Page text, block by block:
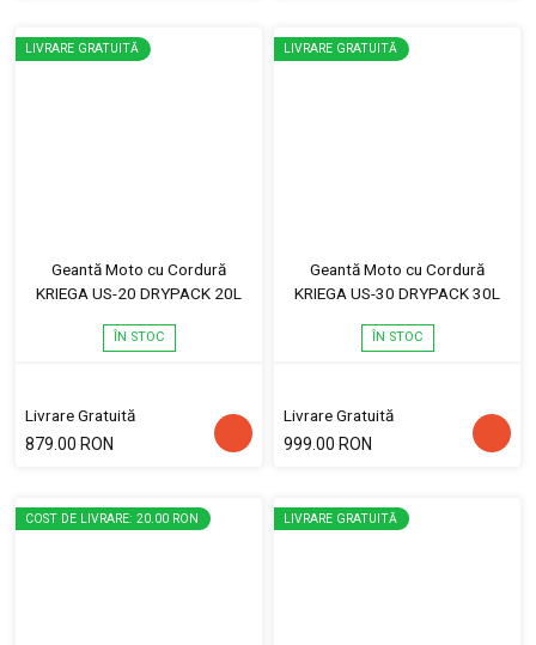
LIVRARE GRATUITĂ
Geantă Moto cu Cordură
KRIEGA US-20 DRYPACK 20L
ÎN STOC
Livrare Gratuită
879.00 RON
LIVRARE GRATUITĂ
Geantă Moto cu Cordură
KRIEGA US-30 DRYPACK 30L
ÎN STOC
Livrare Gratuită
999.00 RON
COST DE LIVRARE: 20.00 RON LIVRARE GRATUITĂ